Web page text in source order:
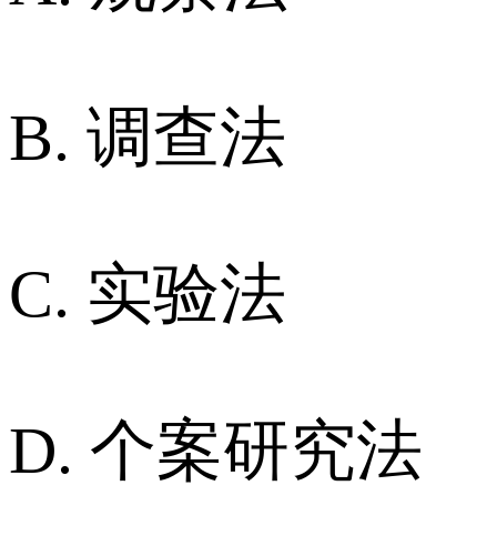
B. 调查法
C. 实验法
D. 个案研究法